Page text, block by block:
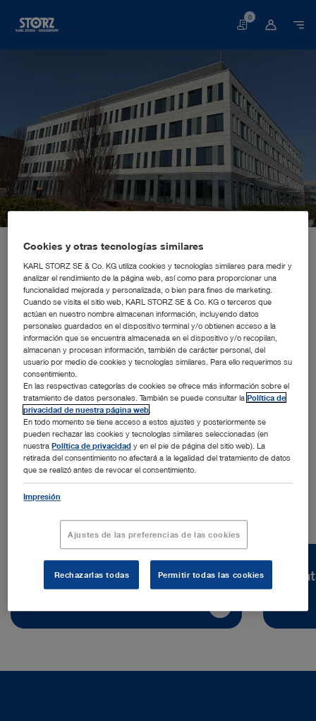
Cesta
0
Polonia, Varsovia: KARL STORZ Polska Sp. z o.o.
SUCURSAL DE VENTAS Y MARKETING
KARL STORZ Polska Sp. z o.o.
Dirección:
KARL STORZ Polska Sp. z o.o.
ul. Hołubcowa 123
02‑854 Varsovia | Polonia
Tel.: +48 22 24 58 200
Vacantes
Cookies y otras tecnologías similares
KARL STORZ SE & Co. KG utiliza cookies y tecnologías similares para medir y
analizar el rendimiento de la página web, así como para proporcionar una
funcionalidad mejorada y personalizada, o bien para fines de marketing.
Cuando se visita el sitio web, KARL STORZ SE & Co. KG o terceros que
actúan en nuestro nombre almacenan información, incluyendo datos
personales guardados en el dispositivo terminal y/o obtienen acceso a la
información que se encuentra almacenada en el dispositivo y/o recopilan,
almacenan y procesan información, también de carácter personal, del
usuario por medio de cookies y tecnologías similares. Para ello requerimos su
consentimiento.
En las respectivas categorías de cookies se ofrece más información sobre el
tratamiento de datos personales. También se puede consultar laPolítica de
privacidad de nuestra página web
En todo momento se tiene acceso a estos ajustes y posteriormente se
pueden rechazar las cookies y tecnologías similares seleccionadas (en
nuestraPolítica de privacidad y en el pie de página del sitio web). La
retirada del consentimiento no afectará a la legalidad del tratamiento de datos
que se realizó antes de revocar el consentimiento.
Impresión
Ajustes de las preferencias de las cookies
Rechazarlas todas Permitir todas las cookies